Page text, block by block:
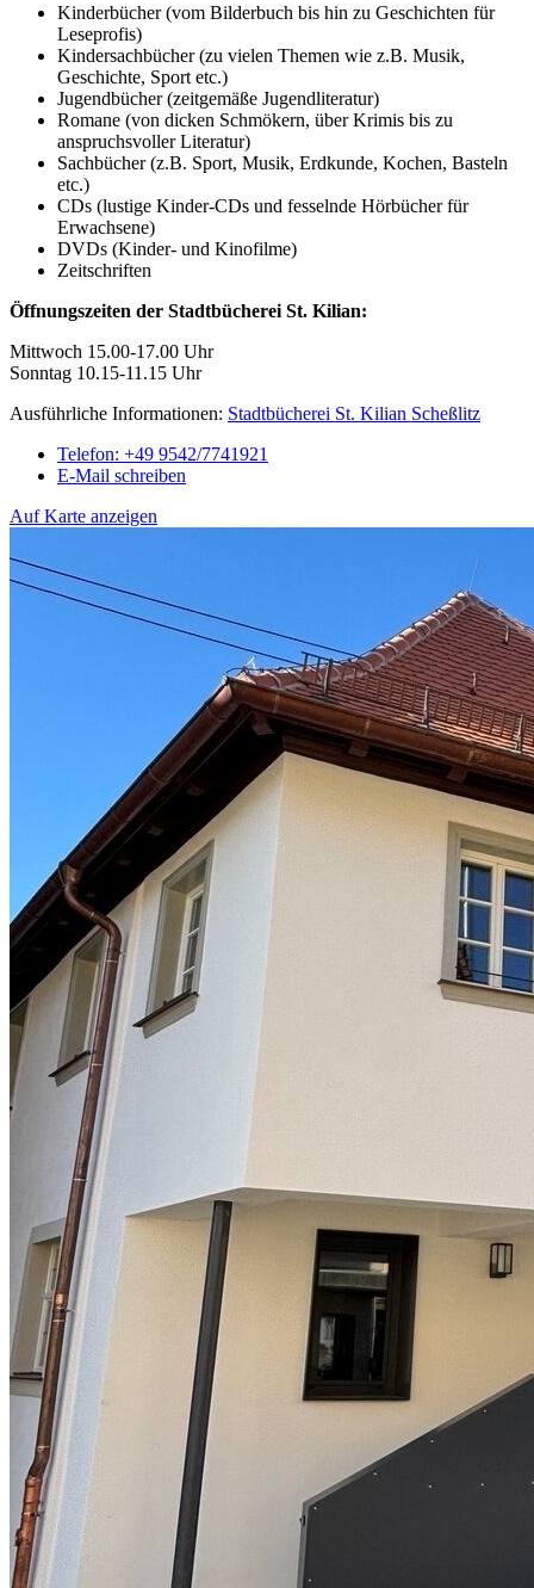
Kinderbücher (vom Bilderbuch bis hin zu Geschichten für
Leseprofis)
Kindersachbücher (zu vielen Themen wie z.B. Musik,
Geschichte, Sport etc.)
Jugendbücher (zeitgemäße Jugendliteratur)
Romane (von dicken Schmökern, über Krimis bis zu
anspruchsvoller Literatur)
Sachbücher (z.B. Sport, Musik, Erdkunde, Kochen, Basteln
etc.)
CDs (lustige Kinder-CDs und fesselnde Hörbücher für
Erwachsene)
DVDs (Kinder- und Kinofilme)
Zeitschriften
Öffnungszeiten der Stadtbücherei St. Kilian:
Mittwoch 15.00-17.00 Uhr
Sonntag 10.15-11.15 Uhr
Ausführliche Informationen: Stadtbücherei St. Kilian Scheßlitz
Telefon: +49 9542/7741921
E-Mail schreiben
Auf Karte anzeigen